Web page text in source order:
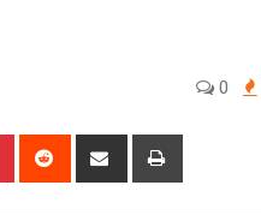
0
Pinterest Reddit
Share